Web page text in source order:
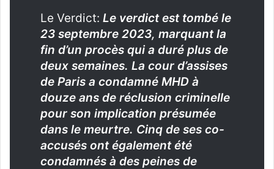
Le Verdict: Le verdict est tombé le
23 septembre 2023, marquant la
fin d’un procès qui a duré plus de
deux semaines. La cour d’assises
de Paris a condamné MHD à
douze ans de réclusion criminelle
pour son implication présumée
dans le meurtre. Cinq de ses co-
accusés ont également été
condamnés à des peines de